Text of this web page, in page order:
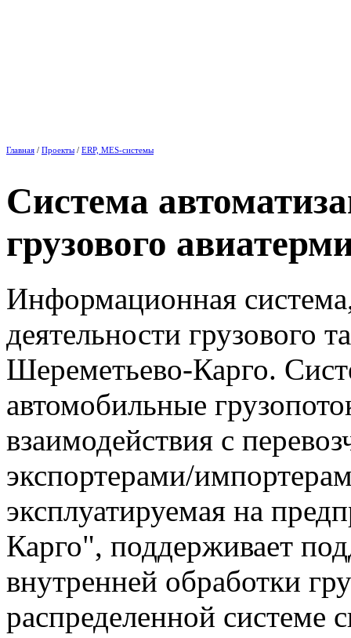
Главная / Проекты / ERP, MES-системы
Система
грузового
Информационная
деятельности грузового
Шереметьево-Карго.
автомобильные
взаимодействия с
экспортерами/
эксплуатируемая на
Карго", поддерживает
внутренней обработки
распределенной системе